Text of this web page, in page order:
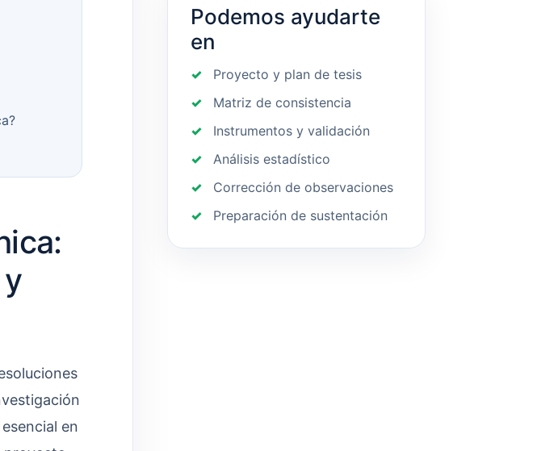
en
Podemos ayudarte
en
Proyecto y plan de tesis
Matriz de consistencia
Instrumentos y validación
Análisis estadístico
Corrección de observaciones
Preparación de sustentación